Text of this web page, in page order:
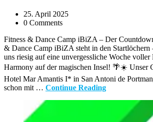
25. April 2025
0 Comments
Fitness & Dance Camp iBiZA – Der
& Dance Camp iBiZA steht in den Startlöchern
uns riesig auf eine unvergessliche Woche
Harmony auf der magischen Insel! 🌴☀️ Unser
Hotel Mar Amantis I* in San Antoni de
schon mit … Continue Reading